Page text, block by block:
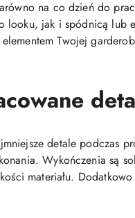
na co dzień do
looku, jak i spódnicą lub
Twojej
detale podczas
Wykończenia są
materiału.